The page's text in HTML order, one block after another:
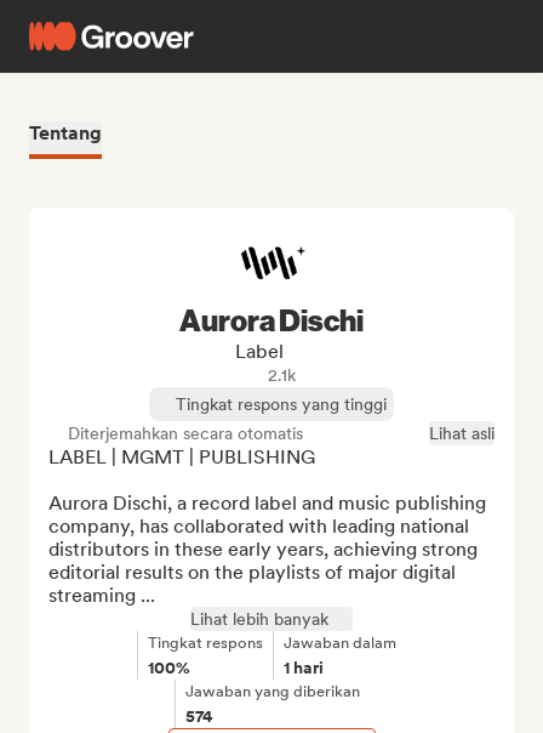
Tentang
Aurora Dischi
Label
2.1k
Tingkat respons yang tinggi
Diterjemahkan secara otomatis
Lihat asli
LABEL | MGMT | PUBLISHING
Aurora Dischi, a record label and music publishing
company, has collaborated with leading national
distributors in these early years, achieving strong
editorial results on the playlists of major digital
streaming ...
Lihat lebih banyak
Tingkat respons
100%
Jawaban dalam
1 hari
Jawaban yang diberikan
574